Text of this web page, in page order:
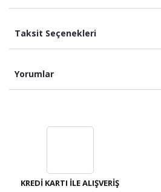
Taksit Seçenekleri
Yorumlar
KREDİ KARTI İLE ALIŞVERİŞ